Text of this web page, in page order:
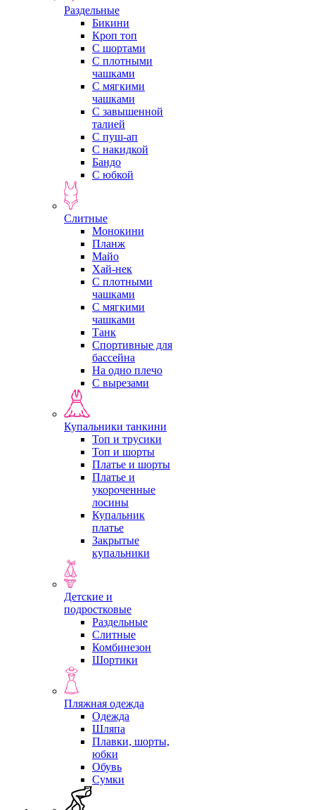
Раздельные
Бикини
Кроп топ
С шортами
С плотными
чашками
С мягкими
чашками
С завышенной
талией
С пуш-ап
С накидкой
Бандо
С юбкой
Слитные
Монокини
Планж
Майо
Хай-нек
С плотными
чашками
С мягкими
чашками
Танк
Спортивные для
бассейна
На одно плечо
С вырезами
Купальники танкини
Топ и трусики
Топ и шорты
Платье и шорты
Платье и
укороченные
лосины
Купальник
платье
Закрытые
купальники
Детские и
подростковые
Раздельные
Слитные
Комбинезон
Шортики
Пляжная одежда
Одежда
Шляпа
Плавки, шорты,
юбки
Обувь
Сумки